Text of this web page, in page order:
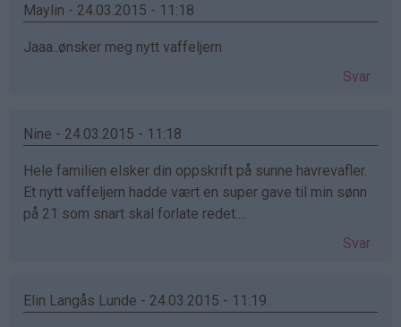
Maylin - 24.03.2015 - 11:18
Jaaa..ønsker meg nytt vaffeljern
Svar
Nine - 24.03.2015 - 11:18
Hele familien elsker din oppskrift på sunne havrevafler.
Et nytt vaffeljern hadde vært en super gave til min sønn
på 21 som snart skal forlate redet....
Svar
Elin Langås Lunde - 24.03.2015 - 11:19